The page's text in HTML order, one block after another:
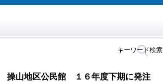
キーワード検索
操山地区公民館 １６年度下期に発注